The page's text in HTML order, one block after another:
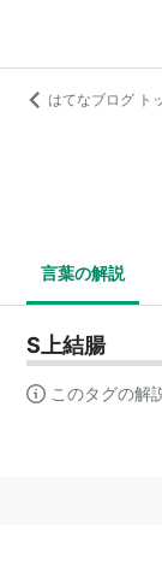
はてなブログ ト
言葉の解説
S上結腸
このタグの解